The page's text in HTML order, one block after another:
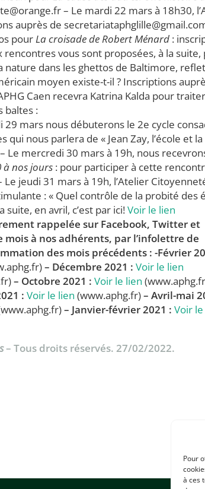
Pour
à ces
– Le mardi 22 mars à 18h30,
auprès de
pourLa croisade de Robert Ménard :
vous sont proposées, à la suite,
nature dans les ghettos de Baltimore, reflet
moyen existe-t-il ? Inscriptions
Caen recevra Katrina Kalda pour
baltes :
mars nous débuterons le 2e cycle
qui nous parlera de « Jean Zay, l’école et la
Le mercredi 30 mars à 19h, nous
à nos jours : pour participer à cette
jeudi 31 mars à 19h, l’Atelier
: « Quel contrôle de la probité des
en avril, c’est par ici!Voir le lien
rappelée sur Facebook, Twitter et
à nos adhérents, par l’infolettre de
des mois précédents : -Février
– Décembre 2021 : Voir le lien
– Octobre 2021 : Voir le lien
: Voir le lien (www.aphg.fr)– Avril-mai
– Janvier-février 2021 : Voir
– Tous droits réservés. 27/02/2022.